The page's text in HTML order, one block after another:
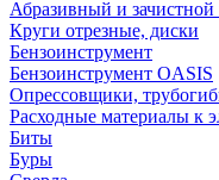
Абразивный и
Круги отрезные, диски
Бензоинструмент
Бензоинструмент OASIS
Опрессовщики,
Расходные материалы к
Биты
Буры